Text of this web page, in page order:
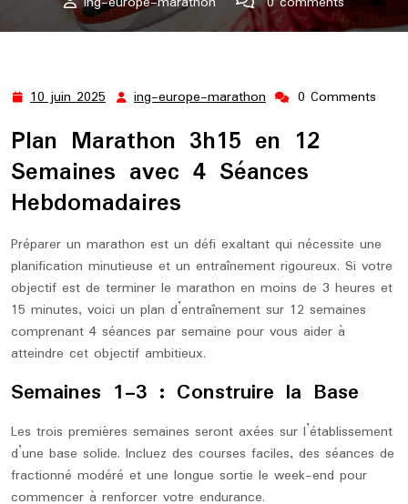
ing-europe-marathon.lu>>Uncategorized>> Plan
10 juin 2025 10
2025
ing-europe-marathon ing-
marathon
0 Comments
Plan Marathon 3h15 en 12
Semaines avec 4 Séances
Hebdomadaires
Préparer un marathon est un défi exaltant qui nécessite une
planification minutieuse et un entraînement rigoureux. Si votre
objectif est de terminer le marathon en moins de 3 heures et
15 minutes, voici un plan d’entraînement sur 12 semaines
comprenant 4 séances par semaine pour vous aider à
atteindre cet objectif ambitieux.
Semaines 1-3 : Construire la Base
Les trois premières semaines seront axées sur l’établissement
d’une base solide. Incluez des courses faciles, des séances de
fractionné modéré et une longue sortie le week-end pour
commencer à renforcer votre endurance.